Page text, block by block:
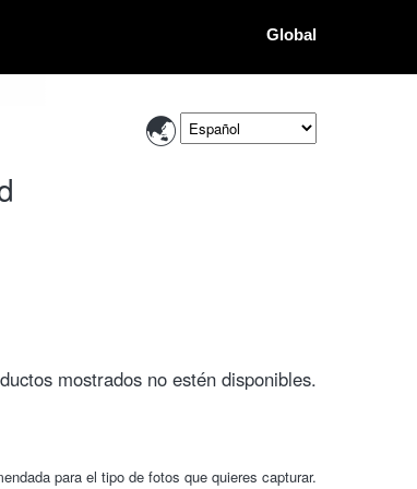
Global
mostrados no estén disponibles.
para el tipo de fotos que quieres capturar.